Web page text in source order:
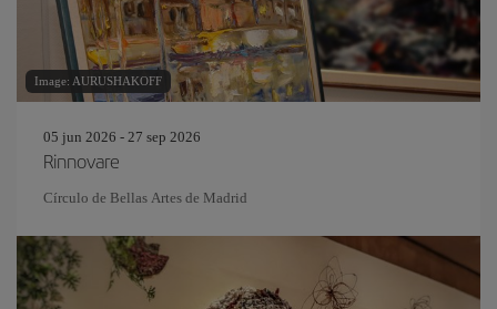
Image: AURUSHAKOFF
05 jun 2026 - 27 sep 2026
Rinnovare
Círculo de Bellas Artes de Madrid